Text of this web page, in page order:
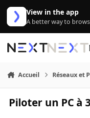
Aller au contenu
View in the app
A better way to
Accueil Réseaux et
Piloter un PC à